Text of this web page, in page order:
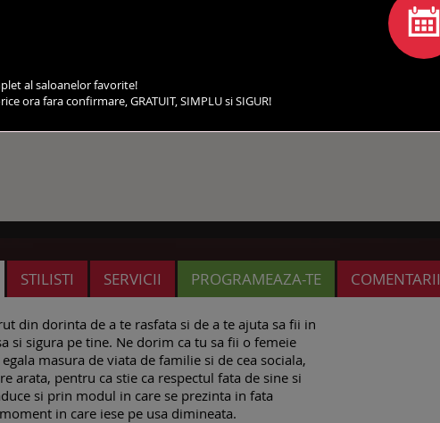
STILISTI SERVICII PROGRAMEAZA-TE COMENTARII
din dorinta de a te rasfata si de a te ajuta sa fii in
si sigura pe tine. Ne dorim ca tu sa fii o femeie
masura de viata de familie si de cea sociala,
arata, pentru ca stie ca respectul fata de sine si
si prin modul in care se prezinta in fata
in care iese pe usa dimineata.
al saloanelor favorite!
ora fara confirmare, GRATUIT, SIMPLU si SIGUR!